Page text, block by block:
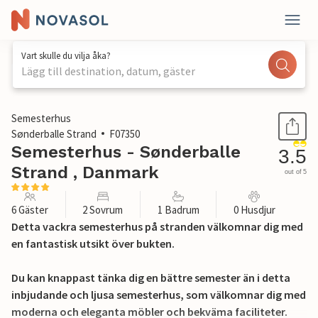
Vart skulle du vilja åka?
Lägg till destination, datum, gäster
1 / 21
Semesterhus
Sønderballe Strand
F07350
Semesterhus - Sønderballe
Strand , Danmark
3.5
out of 5
6 Gäster 2 Sovrum 1 Badrum 0 Husdjur
Detta vackra semesterhus på stranden välkomnar dig med
en fantastisk utsikt över bukten.
Du kan knappast tänka dig en bättre semester än i detta
inbjudande och ljusa semesterhus, som välkomnar dig med
moderna och eleganta möbler och bekväma faciliteter.